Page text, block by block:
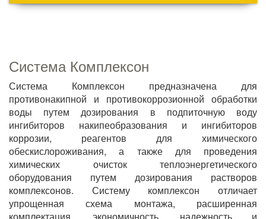
Система Комплексон
Система Комплексон предназначена для
противонакипной и противокоррозионной обработки
воды путем дозирования в подпиточную воду
ингибиторов накипеобразования и ингибиторов
коррозии, реагентов для химического
обескислороживания, а также для проведения
химических очисток теплоэнергетического
оборудования путем дозирования растворов
комплексонов. Систему комплексон отличает
упрощенная схема монтажа, расширенная